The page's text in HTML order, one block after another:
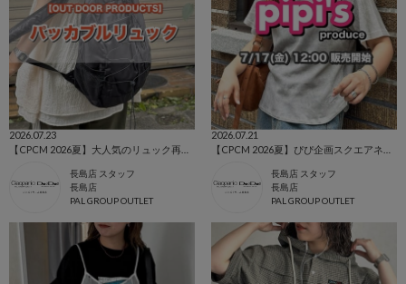
2026.07.23
長島店 スタッフ
長島店
PAL GROUP OUTLET
2026.07.21
長島店 スタッフ
長島店
PAL GROUP OUTLET